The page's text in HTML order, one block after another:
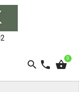
0